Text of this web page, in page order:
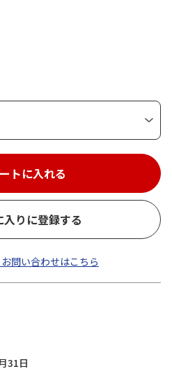
トに入れる
入りに登録する
問い合わせはこちら
31日